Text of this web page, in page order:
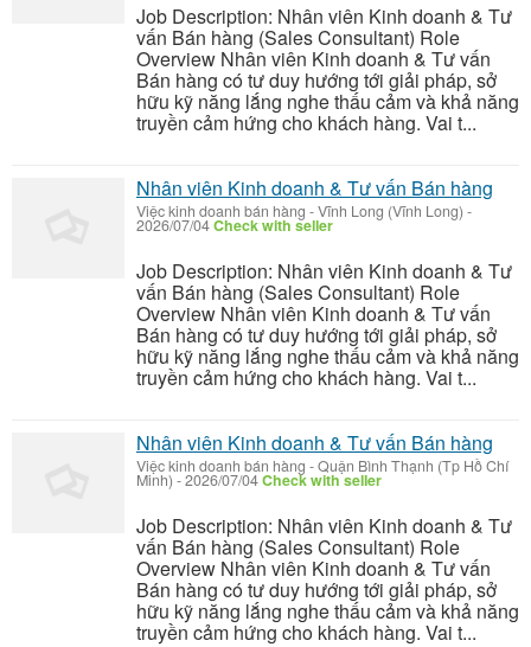
Job Description: Nhân viên Kinh doanh & Tư
vấn Bán hàng (Sales Consultant) Role
Overview Nhân viên Kinh doanh & Tư vấn
Bán hàng có tư duy hướng tới giải pháp, sở
hữu kỹ năng lắng nghe thấu cảm và khả năng
truyền cảm hứng cho khách hàng. Vai t...
Nhân viên Kinh doanh & Tư vấn Bán hàng
Việc kinh doanh bán hàng -Vĩnh Long (Vĩnh Long) -
2026/07/04Check with seller
Job Description: Nhân viên Kinh doanh & Tư
vấn Bán hàng (Sales Consultant) Role
Overview Nhân viên Kinh doanh & Tư vấn
Bán hàng có tư duy hướng tới giải pháp, sở
hữu kỹ năng lắng nghe thấu cảm và khả năng
truyền cảm hứng cho khách hàng. Vai t...
Nhân viên Kinh doanh & Tư vấn Bán hàng
Việc kinh doanh bán hàng -Quận Bình Thạnh (Tp Hồ Chí
Minh) -2026/07/04Check with seller
Job Description: Nhân viên Kinh doanh & Tư
vấn Bán hàng (Sales Consultant) Role
Overview Nhân viên Kinh doanh & Tư vấn
Bán hàng có tư duy hướng tới giải pháp, sở
hữu kỹ năng lắng nghe thấu cảm và khả năng
truyền cảm hứng cho khách hàng. Vai t...